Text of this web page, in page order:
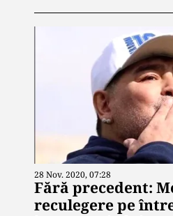
28 Nov. 2020, 07:28
Fără precedent:
reculegere pe